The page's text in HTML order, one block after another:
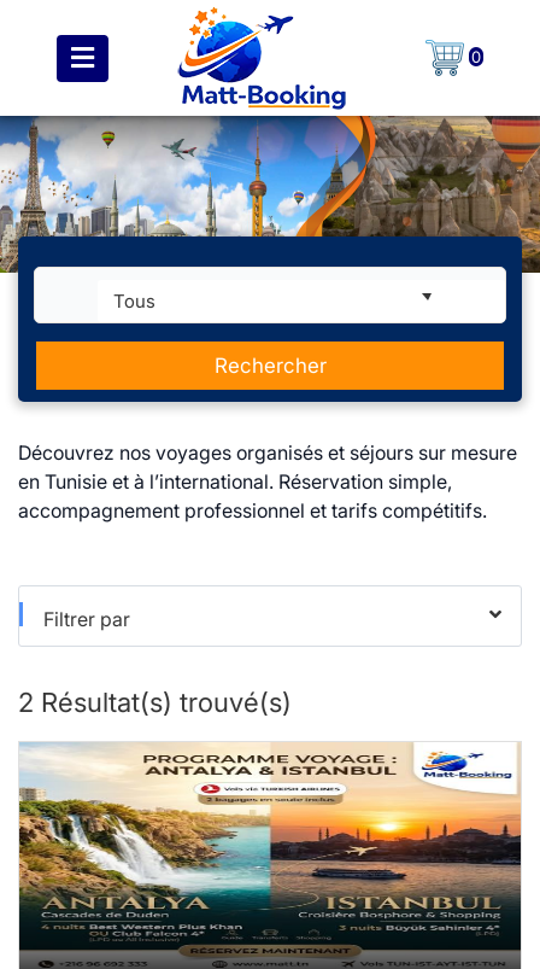
0
Tous
Rechercher
Découvrez nos voyages organisés et séjours sur mesure
en Tunisie et à l’international. Réservation simple,
accompagnement professionnel et tarifs compétitifs.
Filtrer par
2 Résultat(s) trouvé(s)